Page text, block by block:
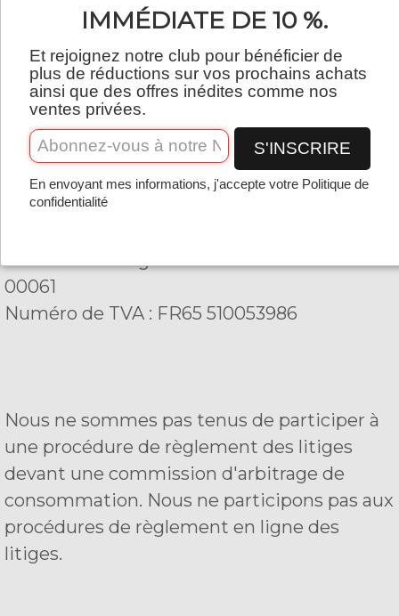
Français
9 impasse Mazarin
34110 Frontignan
FRANCE
Directeur général : N. Audier
E-mail : contact@dyreex.com
E-mail : line.sport.distribution@gmail.com
Numéro d'enregistrement : 510 053 986
00061
Numéro de TVA : FR65 510053986
Nous ne sommes pas tenus de participer à
une procédure de règlement des litiges
devant une commission d'arbitrage de
consommation. Nous ne participons pas aux
procédures de règlement en ligne des
litiges.
IMMÉDIATE DE 10 %.
Et rejoignez notre club pour bénéficier de
plus de réductions sur vos prochains achats
ainsi que des offres inédites comme nos
ventes privées.
S'INSCRIRE
En envoyant mes informations, j'accepte votre Politique de
confidentialité